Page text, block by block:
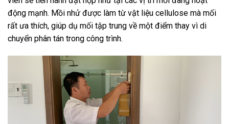
động mạnh. Mồi nhử được làm từ vật liệu cellulose mà mối
rất ưa thích, giúp dụ mối tập trung về một điểm thay vì di
chuyển phân tán trong công trình.